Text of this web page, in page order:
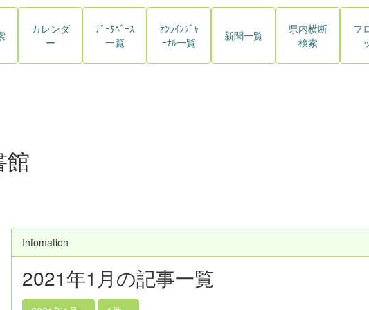
カレンダ
ー
ﾃﾞｰﾀﾍﾞｰｽ
一覧
ｵﾝﾗｲﾝｼﾞｬ
ｰﾅﾙ一覧
新聞一覧
県内横断
検索
フ
館
Infomation
2021年1月の記事一覧